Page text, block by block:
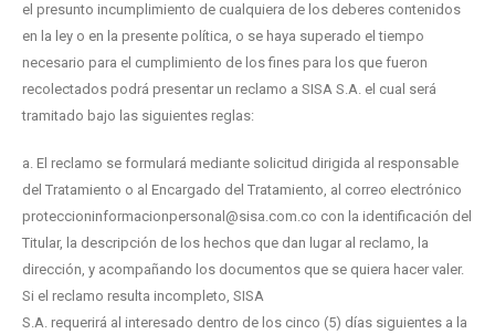
el presunto incumplimiento de cualquiera de los deberes contenidos
en la ley o en la presente política, o se haya superado el tiempo
necesario para el cumplimiento de los fines para los que fueron
recolectados podrá presentar un reclamo a SISA S.A. el cual será
tramitado bajo las siguientes reglas:
a. El reclamo se formulará mediante solicitud dirigida al responsable
del Tratamiento o al Encargado del Tratamiento, al correo electrónico
proteccioninformacionpersonal@sisa.com.co con la identificación del
Titular, la descripción de los hechos que dan lugar al reclamo, la
dirección, y acompañando los documentos que se quiera hacer valer.
Si el reclamo resulta incompleto, SISA
S.A. requerirá al interesado dentro de los cinco (5) días siguientes a la